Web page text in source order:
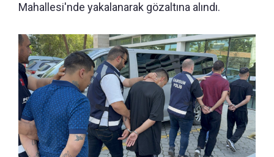
Mahallesi'nde yakalanarak gözaltına alındı.